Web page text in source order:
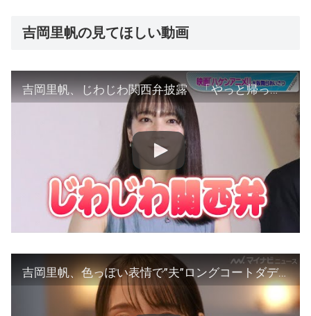
吉岡里帆の見てほしい動画
吉岡里帆、じわじわ関西弁披露 「やっと帰って来られました」喜び爆発！ 映画「ハケンアニメ！」大阪舞台あいさつ
吉岡里帆、色っぽい表情で”夫”ロングコートダディ堂前を見つめ… 仲良し夫婦っぷりにキュン 『JINRO』新CM「JINROで餃子いただきます篇」「JINROでお刺身いただきます篇」30秒＆メイキング